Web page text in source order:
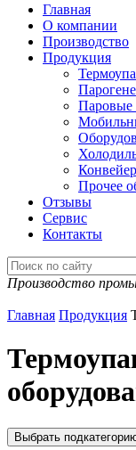
Главная
О компании
Производство
Продукция
Паровые
Прочее
Отзывы
Сервис
Контакты
Производство
Главная Продукция
Выбрать